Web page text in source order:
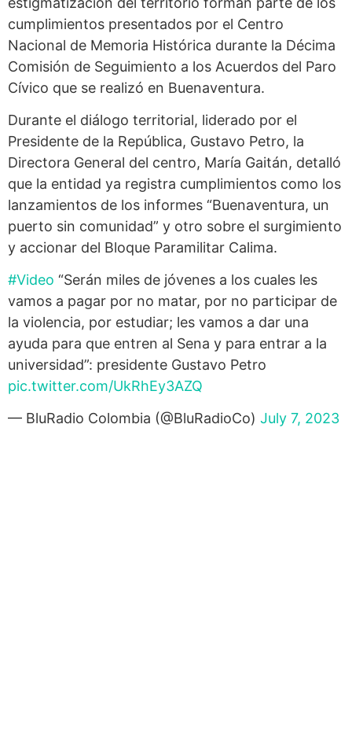
cumplimientos presentados por el Centro
Nacional de Memoria Histórica durante la Décima
Comisión de Seguimiento a los Acuerdos del Paro
Cívico que se realizó en Buenaventura.
Durante el diálogo territorial, liderado por el
Presidente de la República, Gustavo Petro, la
Directora General del centro, María Gaitán, detalló
que la entidad ya registra cumplimientos como los
lanzamientos de los informes “Buenaventura, un
puerto sin comunidad” y otro sobre el surgimiento
y accionar del Bloque Paramilitar Calima.
#Video “Serán miles de jóvenes a los cuales les
vamos a pagar por no matar, por no participar de
la violencia, por estudiar; les vamos a dar una
ayuda para que entren al Sena y para entrar a la
universidad”: presidente Gustavo Petro
pic.twitter.com/UkRhEy3AZQ
— BluRadio Colombia (@BluRadioCo) July 7, 2023